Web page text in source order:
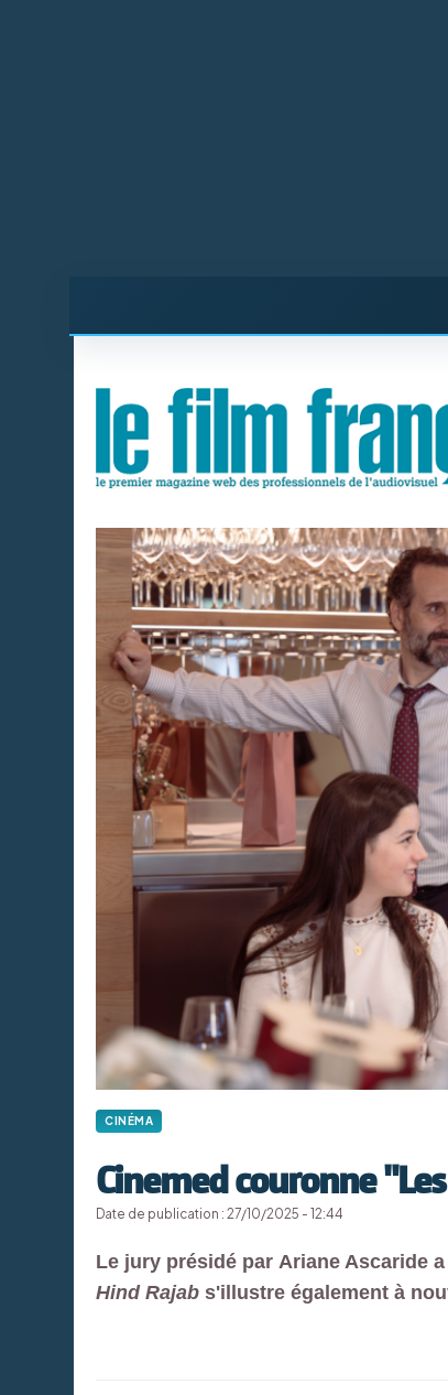
CINÉMA
Cinemed couronne
Date de publication : 27/10/2025 - 12:44
Le jury présidé par Ariane Ascaride
Hind Rajab s'illustre également à